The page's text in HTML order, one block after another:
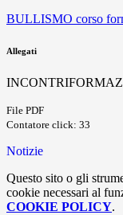
BULLISMO corso
Allegati
File PDF
Contatore click: 33
Notizie
Questo sito o gli
cookie necessari al
COOKIE POLICY.